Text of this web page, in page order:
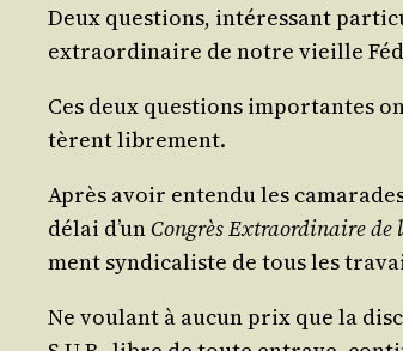
Deux ques­tions, inté­res­sant
extra­or­di­naire de notre vieille
Ces deux ques­tions impor­tantes
tèrent librement.
Après avoir enten­du les
délai d’unCongrès Extra­or­di­naire
ment syn­di­ca­liste de tous les
Ne vou­lant à aucun prix que la